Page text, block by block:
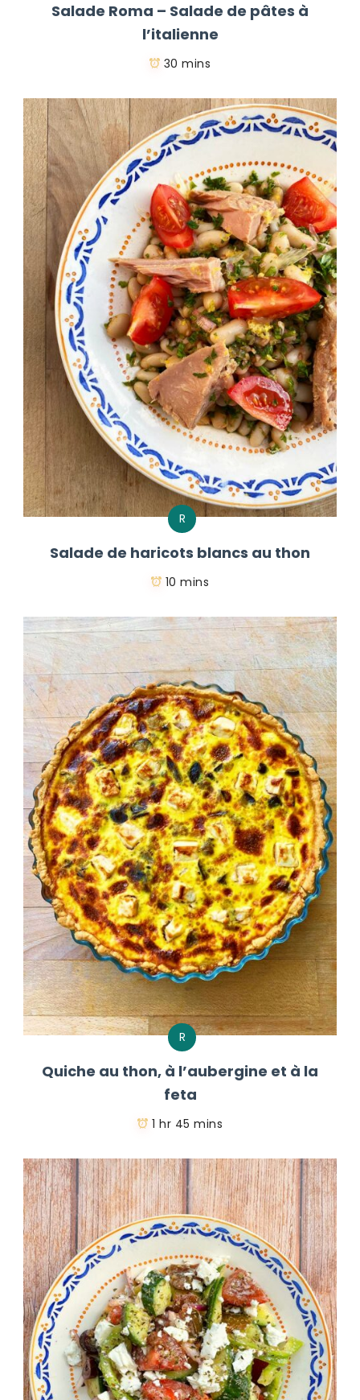
Salade Roma – Salade de pâtes à
l’italienne
30 mins
R
Salade de haricots blancs au thon
10 mins
R
Quiche au thon, à l’aubergine et à la
feta
1 hr 45 mins